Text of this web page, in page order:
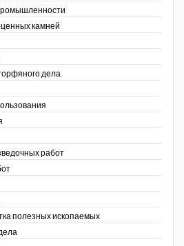
камней
дела
работ
полезных ископаемых